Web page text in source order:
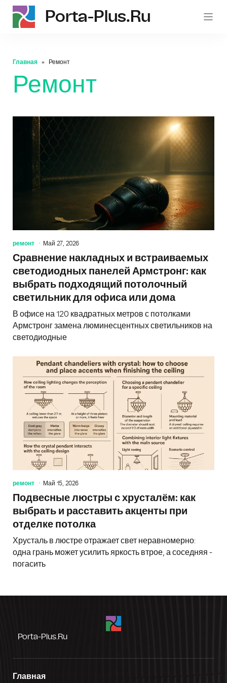
Porta-Plus.ru
Главная Ремонт
Ремонт
ремонт Май 27, 2026
Сравнение накладных и встраиваемых
светодиодных панелей Армстронг: как
выбрать подходящий потолочный
светильник для офиса или дома
В офисе на 120 квадратных метров с потолками
Армстронг замена люминесцентных светильников на
светодиодные
ремонт Май 15, 2026
Подвесные люстры с хрусталём: как
выбрать и расставить акценты при
отделке потолка
Хрусталь в люстре отражает свет неравномерно:
одна грань может усилить яркость втрое, а соседняя -
погасить
Porta-Plus.ru
Главная